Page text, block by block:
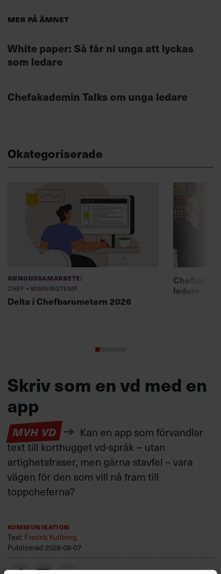
Mer på ämnet
White paper: Så får ni unga att lyckas
som ledare
Chefakademin Talks om unga ledare
Okategoriserade
Annonssamarbete:
Chef + Winningtemp
Delta i Chefbarometern 2026
ledare
Skriv som en vd med en
app
MVH VD
Kan en app som förvandlar
text till korthugget vd-språk – utan
artighetsfraser, men gärna stavfel – vara
vägen för den som vill nå fram till
toppcheferna?
Kommunikation
Text:Fredrik Kullberg
Publicerad 2026-08-07